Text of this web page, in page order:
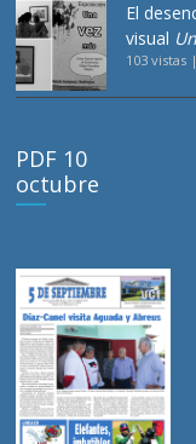
El
visual
103 vistas |
PDF 10
octubre